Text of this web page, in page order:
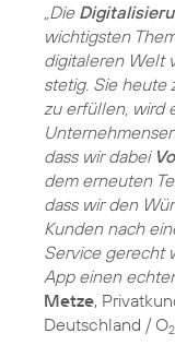
„Die
wichtigsten
digitaleren Welt
stetig. Sie heute
zu erfüllen, wird
dass wir dabei
dem erneuten
dass wir den
Kunden nach
Service gerecht
App einen
Metze,
Deutschland / O2